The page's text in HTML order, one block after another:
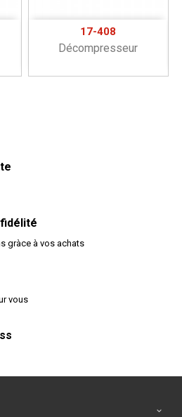
17-408
Décompresseur
gràce à vos achats
vous
